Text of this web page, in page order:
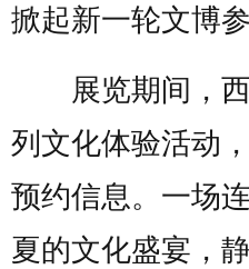
掀起新一轮文博参
展览期间，西
列文化体验活动
预约信息。一场
夏的文化盛宴，